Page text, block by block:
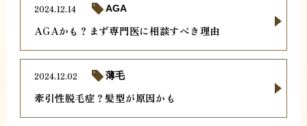
AGAかも？まず専門医に相談すべき理由
2024.12.14 AGA
牽引性脱毛症？髪型が原因かも
2024.12.02 薄毛